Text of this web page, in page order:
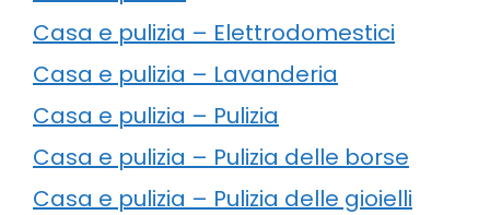
Casa e pulizia – Elettrodomestici
Casa e pulizia – Lavanderia
Casa e pulizia – Pulizia
Casa e pulizia – Pulizia delle borse
Casa e pulizia – Pulizia delle gioielli